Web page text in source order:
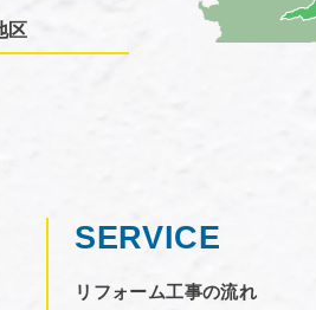
区
SERVICE
リフォーム工事の流れ